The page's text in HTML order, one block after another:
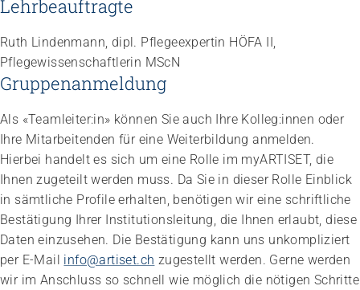
Lehrbeauftragte
Ruth Lindenmann, dipl. Pflegeexpertin HÖFA II,
Pflegewissenschaftlerin MScN
Gruppenanmeldung
Als «Teamleiter:in» können Sie auch Ihre Kolleg:innen oder
Ihre Mitarbeitenden für eine Weiterbildung anmelden.
Hierbei handelt es sich um eine Rolle im myARTISET, die
Ihnen zugeteilt werden muss. Da Sie in dieser Rolle Einblick
in sämtliche Profile erhalten, benötigen wir eine schriftliche
Bestätigung Ihrer Institutionsleitung, die Ihnen erlaubt, diese
Daten einzusehen. Die Bestätigung kann uns unkompliziert
per E-Mail info@artiset.ch zugestellt werden. Gerne werden
wir im Anschluss so schnell wie möglich die nötigen Schritte